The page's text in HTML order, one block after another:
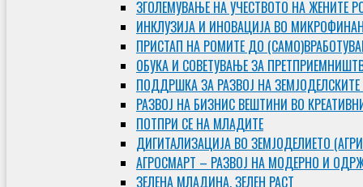
ЗГОЛЕМУВАЊЕ НА УЧЕСТВОТО НА ЖЕНИТЕ
ИНКЛУЗИЈА И ИНОВАЦИЈА ВО
ПРИСТАП НА РОМИТЕ ДО
ОБУКА И СОВЕТУВАЊЕ ЗА
ПОДДРШКА ЗА РАЗВОЈ НА
РАЗВОЈ НА БИЗНИС ВЕШТИНИ ВО
ПОТПРИ СЕ НА МЛАДИТЕ
ДИГИТАЛИЗАЦИЈА ВО ЗЕМЈОДЕЛИЕТО
АГРОСМАРТ – РАЗВОЈ НА МОДЕРНО И
ЗЕЛЕНА МЛАДИНА, ЗЕЛЕН РАСТ